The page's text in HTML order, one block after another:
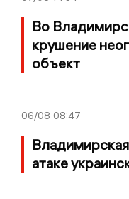
Во
крушение
объект
06/08 08:47
атаке